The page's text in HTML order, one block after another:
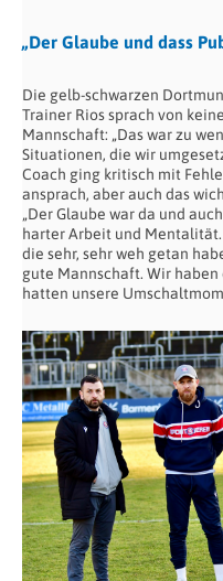
„Der Glaube und dass
Die gelb-schwarzen
Trainer Rios sprach von
Mannschaft: „Das war zu
Situationen, die wir
Coach ging kritisch mit
ansprach, aber auch das
„Der Glaube war da und
harter Arbeit und
die sehr, sehr weh getan
gute Mannschaft. Wir
hatten unsere